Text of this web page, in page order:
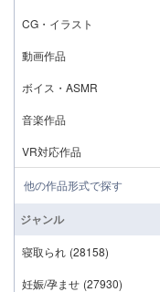
CG・イラスト
動画作品
ボイス・ASMR
音楽作品
VR対応作品
他の作品形式で探す
ジャンル
寝取られ (28158)
妊娠/孕ませ (27930)